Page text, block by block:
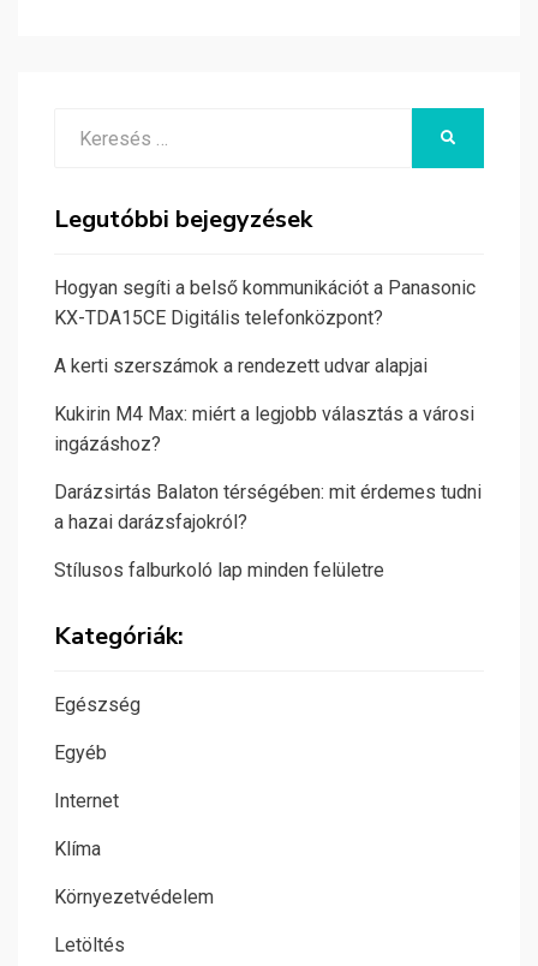
Legutóbbi bejegyzések
Hogyan segíti a belső kommunikációt a Panasonic
KX-TDA15CE Digitális telefonközpont?
A kerti szerszámok a rendezett udvar alapjai
Kukirin M4 Max: miért a legjobb választás a városi
ingázáshoz?
Darázsirtás Balaton térségében: mit érdemes tudni
a hazai darázsfajokról?
Stílusos falburkoló lap minden felületre
Kategóriák:
Egészség
Egyéb
Internet
Klíma
Környezetvédelem
Letöltés